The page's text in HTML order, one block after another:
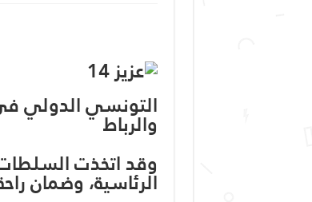
التونسي الدولي
والرباط
وقد اتخذت السلطات
الرئاسية، وضمان